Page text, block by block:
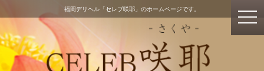
福岡デリヘル「セレブ咲耶」のホームページです。